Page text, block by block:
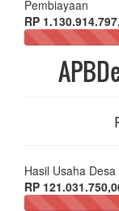
Pembiayaan
RP
Hasil Usaha Desa
RP